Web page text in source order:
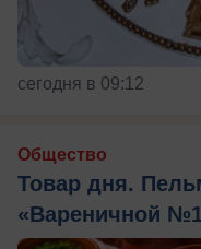
сегодня в 09:12
Общество
Товар дня.
«Вареничной